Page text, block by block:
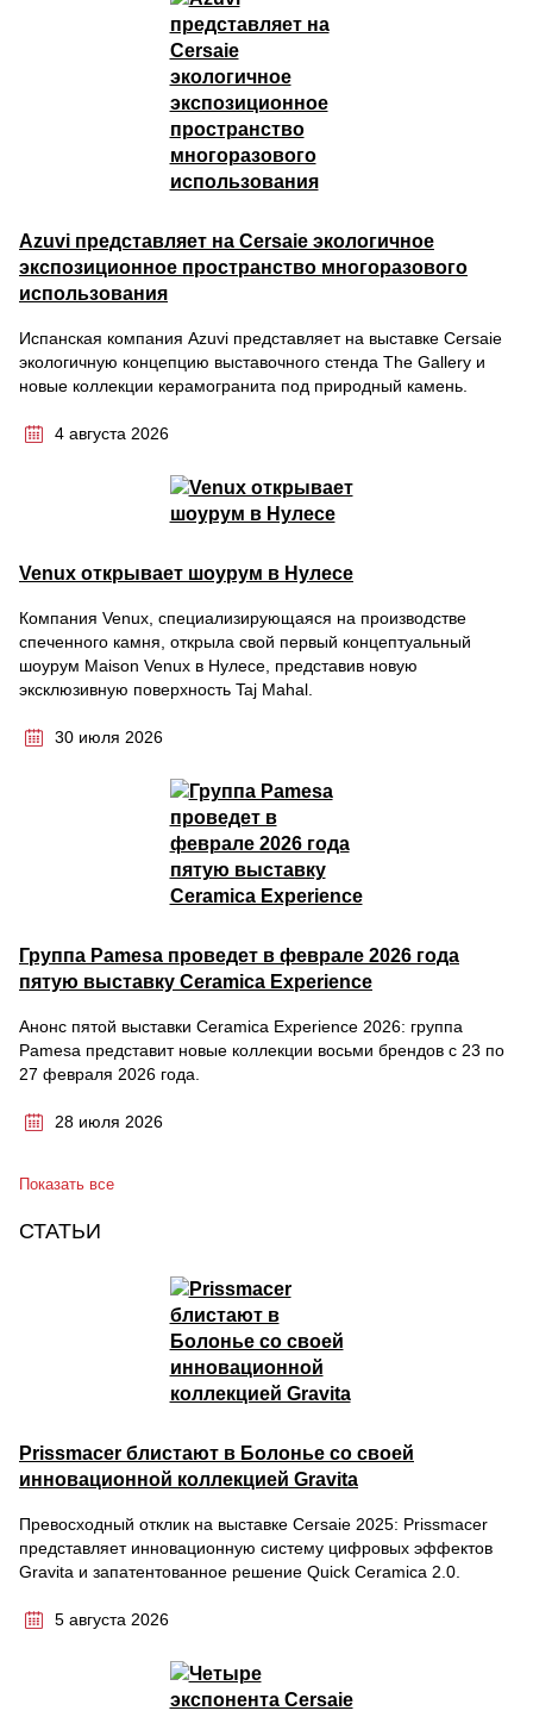
Azuvi представляет на Cersaie экологичное
экспозиционное пространство многоразового
использования
Испанская компания Azuvi представляет на выставке Cersaie
экологичную концепцию выставочного стенда The Gallery и
новые коллекции керамогранита под природный камень.
4 августа 2026
Venux открывает шоурум в Нулесе
Компания Venux, специализирующаяся на производстве
спеченного камня, открыла свой первый концептуальный
шоурум Maison Venux в Нулесе, представив новую
эксклюзивную поверхность Taj Mahal.
30 июля 2026
Группа Pamesa проведет в феврале 2026 года
пятую выставку Ceramica Experience
Анонс пятой выставки Ceramica Experience 2026: группа
Pamesa представит новые коллекции восьми брендов с 23 по
27 февраля 2026 года.
28 июля 2026
Показать все
СТАТЬИ
Prissmacer блистают в Болонье со своей
инновационной коллекцией Gravita
Превосходный отклик на выставке Cersaie 2025: Prissmacer
представляет инновационную систему цифровых эффектов
Gravita и запатентованное решение Quick Ceramica 2.0.
5 августа 2026